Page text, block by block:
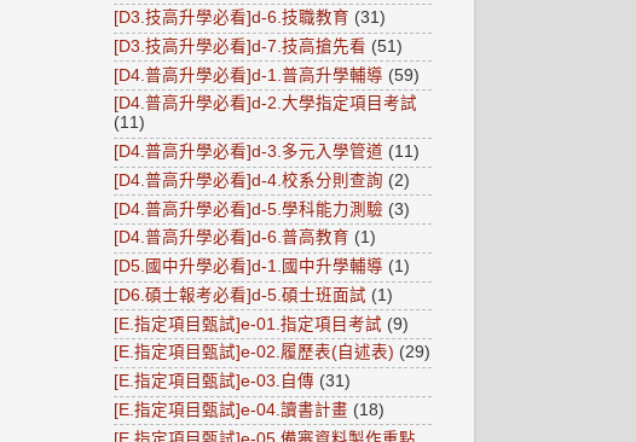
[D3.技高升學必看]d-6.技職教育 (31)
[D3.技高升學必看]d-7.技高搶先看 (51)
[D4.普高升學必看]d-1.普高升學輔導 (59)
[D4.普高升學必看]d-2.大學指定項目考試
(11)
[D4.普高升學必看]d-3.多元入學管道 (11)
[D4.普高升學必看]d-4.校系分則查詢 (2)
[D4.普高升學必看]d-5.學科能力測驗 (3)
[D4.普高升學必看]d-6.普高教育 (1)
[D5.國中升學必看]d-1.國中升學輔導 (1)
[D6.碩士報考必看]d-5.碩士班面試 (1)
[E.指定項目甄試]e-01.指定項目考試 (9)
[E.指定項目甄試]e-02.履歷表(自述表) (29)
[E.指定項目甄試]e-03.自傳 (31)
[E.指定項目甄試]e-04.讀書計畫 (18)